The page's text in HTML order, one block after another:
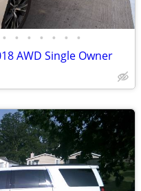
• • • • • • •
AWD Single Owner